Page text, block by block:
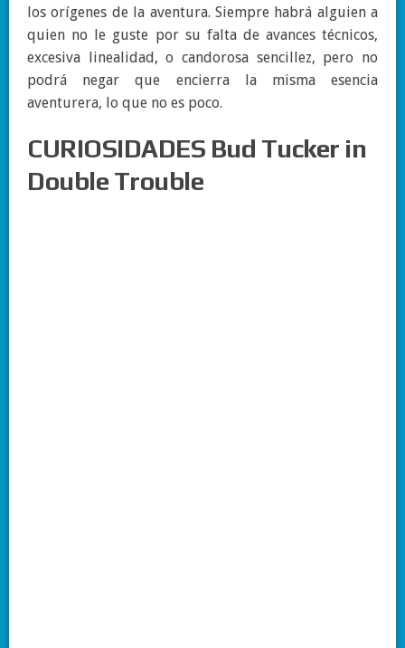
losorígenes de la aventura. Siempre habrá alguien a
quien no le guste por su falta de avancestécnicos,
excesiva
linealidad ,ocandorosa sencillez, pero no
podrá negarque encierra la mismaesencia
aventurera, lo que no es poco.
CURIOSIDADES Bud Tucker in
Double Trouble